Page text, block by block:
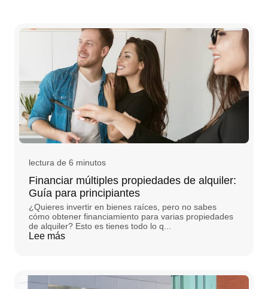
lectura de 6 minutos
Financiar múltiples propiedades de alquiler:
Guía para principiantes
¿Quieres invertir en bienes raíces, pero no sabes
cómo obtener financiamiento para varias propiedades
de alquiler? Esto es tienes todo lo q...
Lee más